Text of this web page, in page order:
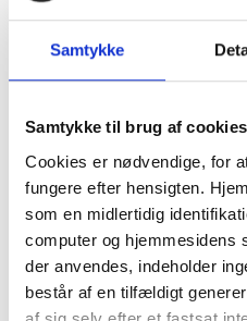
Samtykke
Samtykke til brug af
Cookies er nødvendige, for
fungere efter hensigten.
som en midlertidig
computer og hjemmesidens
der anvendes, indeholder
består af en tilfældigt
sikre, at den nye
rammer og strenge
tidsbegrænset og i
nødsituationer.
Europa er bygget på løftet
borgerskab på tværs af
vi lever op til det løfte.